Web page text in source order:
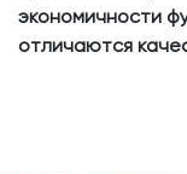
экономичности
отличаются